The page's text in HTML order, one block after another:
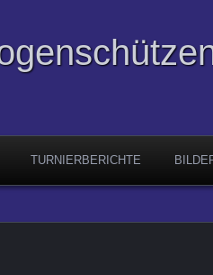
TURNIERBERICHTE